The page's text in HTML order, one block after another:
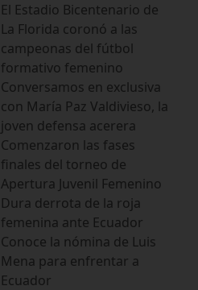
El Estadio Bicentenario de
La Florida coronó a las
campeonas del fútbol
formativo femenino
Conversamos en exclusiva
con María Paz Valdivieso, la
joven defensa acerera
Comenzaron las fases
finales del torneo de
Apertura Juvenil Femenino
Dura derrota de la roja
femenina ante Ecuador
Conoce la nómina de Luis
Mena para enfrentar a
Ecuador